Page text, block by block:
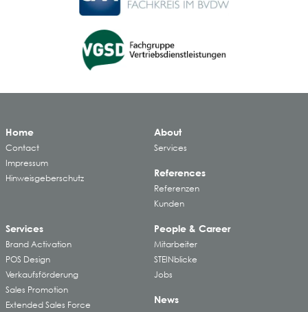
Home
Contact
Impressum
Hinweisgeberschutz
About
Services
References
Referenzen
Kunden
Services
Brand Activation
POS Design
Verkaufsförderung
Sales Promotion
Extended Sales Force
People & Career
Mitarbeiter
STEINblicke
Jobs
News